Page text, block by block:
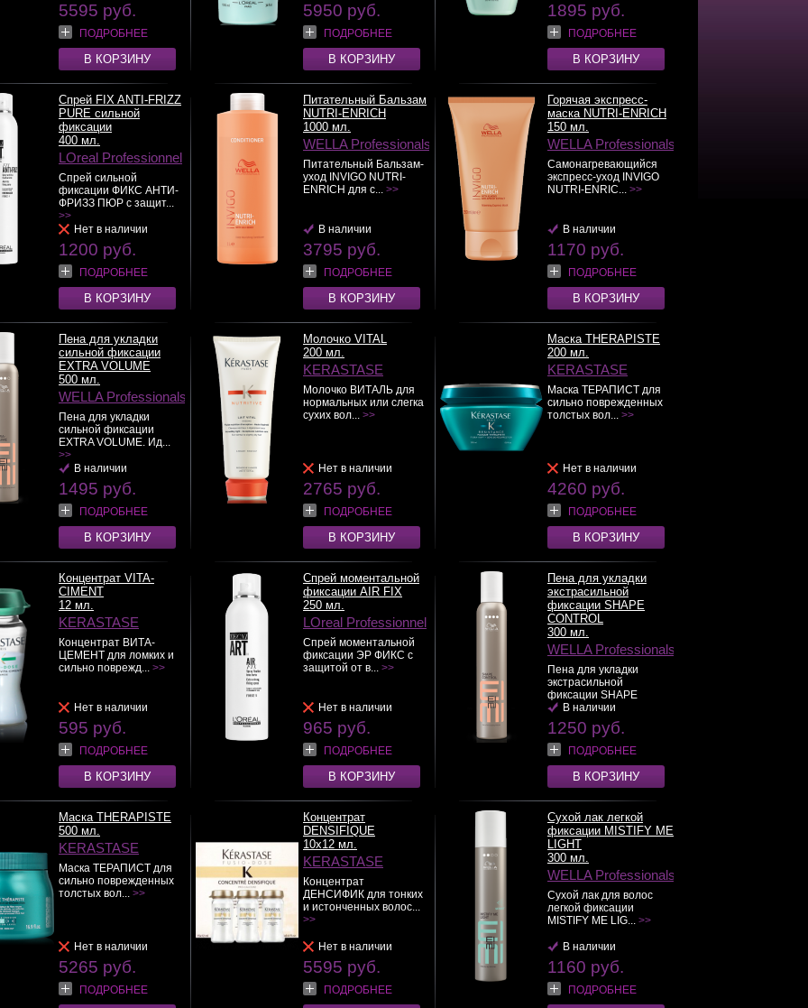
5595 руб.
ПОДРОБНЕЕ
В КОРЗИНУ
5950 руб.
ПОДРОБНЕЕ
В КОРЗИНУ
1895 руб.
ПОДРОБНЕЕ
В КОРЗИНУ
Спрей FIX ANTI-FRIZZ
PURE сильной
фиксации
400 мл.
LOreal Professionnel
Спрей сильной
фиксации ФИКС АНТИ-
ФРИЗЗ ПЮР с защит...
>>
Нет в наличии
1200 руб.
ПОДРОБНЕЕ
В КОРЗИНУ
Питательный Бальзам
NUTRI-ENRICH
1000 мл.
WELLA Professionals
Питательный Бальзам-
уход INVIGO NUTRI-
ENRICH для с... >>
В наличии
3795 руб.
ПОДРОБНЕЕ
В КОРЗИНУ
Горячая экспресс-
маска NUTRI-ENRICH
150 мл.
WELLA Professionals
Самонагревающийся
экспресс-уход INVIGO
NUTRI-ENRIC... >>
В наличии
1170 руб.
ПОДРОБНЕЕ
В КОРЗИНУ
Пена для укладки
сильной фиксации
EXTRA VOLUME
500 мл.
WELLA Professionals
Пена для укладки
сильной фиксации
EXTRA VOLUME. Ид...
>>
В наличии
1495 руб.
ПОДРОБНЕЕ
В КОРЗИНУ
Молочко VITAL
200 мл.
KERASTASE
Молочко ВИТАЛЬ для
нормальных или слегка
сухих вол... >>
Нет в наличии
2765 руб.
ПОДРОБНЕЕ
В КОРЗИНУ
Маска THERAPISTE
200 мл.
KERASTASE
Маска ТЕРАПИСТ для
сильно поврежденных
толстых вол... >>
Нет в наличии
4260 руб.
ПОДРОБНЕЕ
В КОРЗИНУ
Концентрат VITA-
CIMENT
12 мл.
KERASTASE
Концентрат ВИТА-
ЦЕМЕНТ для ломких и
сильно поврежд... >>
Нет в наличии
595 руб.
ПОДРОБНЕЕ
В КОРЗИНУ
Спрей моментальной
фиксации AIR FIX
250 мл.
LOreal Professionnel
Спрей моментальной
фиксации ЭР ФИКС с
защитой от в... >>
Нет в наличии
965 руб.
ПОДРОБНЕЕ
В КОРЗИНУ
Пена для укладки
экстрасильной
фиксации SHAPE
CONTROL
300 мл.
WELLA Professionals
Пена для укладки
экстрасильной
фиксации SHAPE
CONT...>>
В наличии
1250 руб.
ПОДРОБНЕЕ
В КОРЗИНУ
Маска THERAPISTE
500 мл.
KERASTASE
Маска ТЕРАПИСТ для
сильно поврежденных
толстых вол... >>
Нет в наличии
5265 руб.
ПОДРОБНЕЕ
Концентрат
DENSIFIQUE
10x12 мл.
KERASTASE
Концентрат
ДЕНСИФИК для тонких
и истонченных волос...
>>
Нет в наличии
5595 руб.
ПОДРОБНЕЕ
Сухой лак легкой
фиксации MISTIFY ME
LIGHT
300 мл.
WELLA Professionals
Сухой лак для волос
легкой фиксации
MISTIFY ME LIG... >>
В наличии
1160 руб.
ПОДРОБНЕЕ